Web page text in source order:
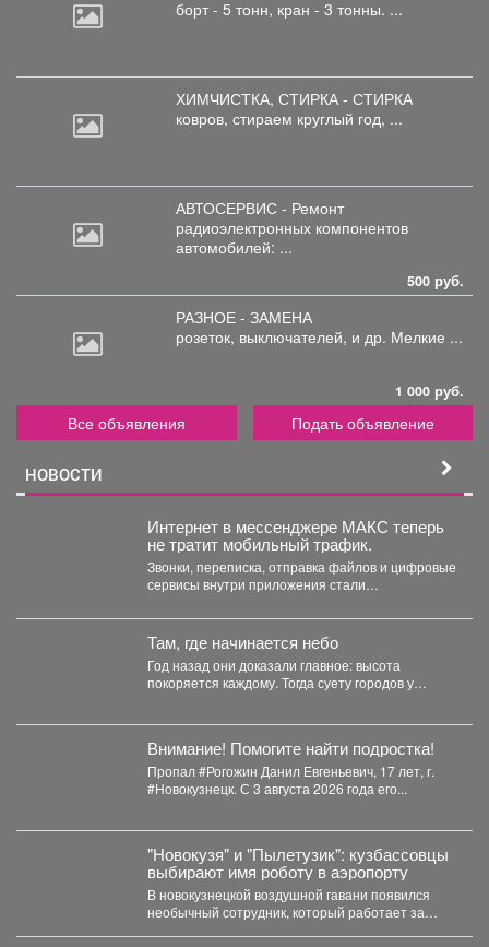
борт - 5 тонн, кран - 3 тонны. ...
ХИМЧИСТКА, СТИРКА - СТИРКА
ковров, стираем круглый год, ...
АВТОСЕРВИС - Ремонт
радиоэлектронных компонентов
автомобилей: ...
500 руб.
РАЗНОЕ - ЗАМЕНА
розеток, выключателей, и др. Мелкие ...
1 000 руб.
Все объявления Подать объявление
НОВОСТИ
Интернет в мессенджере МАКС теперь
не тратит мобильный трафик.
Звонки, переписка, отправка файлов и цифровые
сервисы внутри приложения стали
Там, где начинается небо
Год назад они доказали главное: высота
покоряется каждому. Тогда суету городов у
Внимание! Помогите найти подростка!
Пропал #Рогожин Данил Евгеньевич, 17 лет, г.
#Новокузнецк. С 3 августа 2026 года его...
"Новокузя" и "Пылетузик": кузбассовцы
выбирают имя роботу в аэропорту
В новокузнецкой воздушной гавани появился
необычный сотрудник, который работает за